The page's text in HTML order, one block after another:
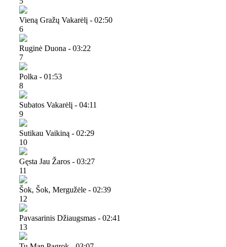
Vieną Gražų Vakarėlį - 02:50
6
Ruginė Duona - 03:22
7
Polka - 01:53
8
Subatos Vakarėlį - 04:11
9
Sutikau Vaikiną - 02:29
10
Gęsta Jau Žaros - 03:27
11
Šok, Šok, Mergužėle - 02:39
12
Pavasarinis Džiaugsmas - 02:41
13